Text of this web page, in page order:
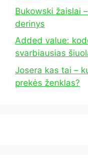
Bukowski žaislai
derinys
Added value:
svarbiausias
Josera kas tai –
prekės ženklas?